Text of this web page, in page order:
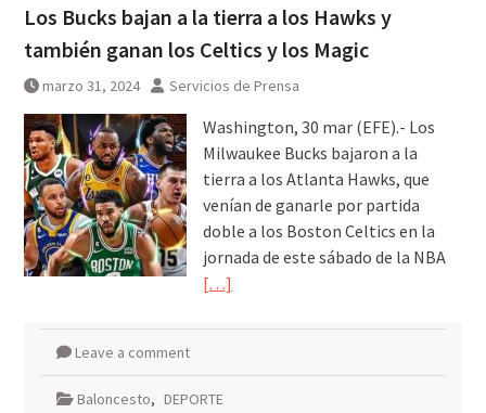
Los Bucks bajan a la tierra a los Hawks y
también ganan los Celtics y los Magic
marzo 31, 2024 Servicios de Prensa
Washington, 30 mar (EFE).- Los
Milwaukee Bucks bajaron a la
tierra a los Atlanta Hawks, que
venían de ganarle por partida
doble a los Boston Celtics en la
jornada de este sábado de la NBA
[…]
Leave a comment
Baloncesto, DEPORTE